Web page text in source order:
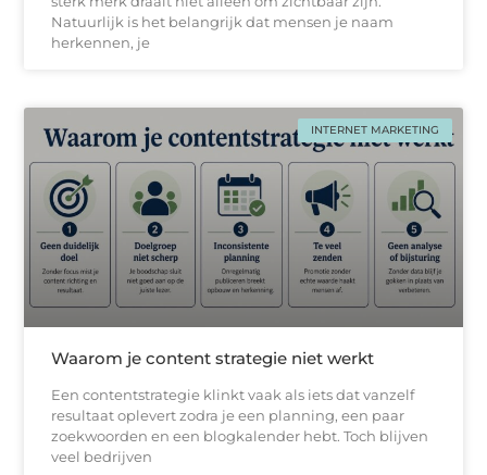
Natuurlijk is het belangrijk dat mensen je naam
herkennen, je
INTERNET MARKETING
Waarom je content strategie niet werkt
Een contentstrategie klinkt vaak als iets dat vanzelf
resultaat oplevert zodra je een planning, een paar
zoekwoorden en een blogkalender hebt. Toch blijven
veel bedrijven